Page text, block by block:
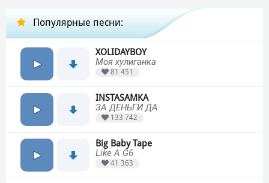
Популярные песни:
XOLIDAYBOY
Моя хулиганка
81 451
INSTASAMKA
ЗА ДЕНЬГИ ДА
133 742
Big Baby Tape
Like A G6
41 363